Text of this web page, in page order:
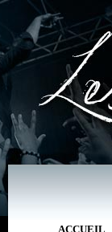
ACCUEIL